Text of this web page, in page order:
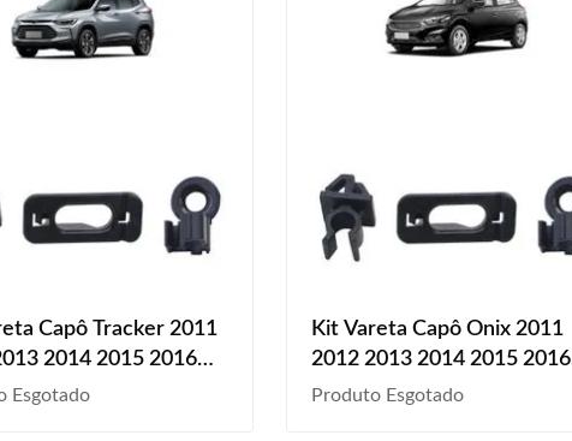
Capô Tracker 2011
2014 2015 2016
2019 4 Peças
Esgotado
Kit Vareta Capô Onix 2011
2012 2013 2014 2015 2016
2017 2018 2019 4 Peças
Produto Esgotado